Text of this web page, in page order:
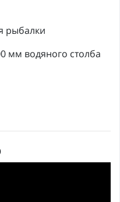
рыбалки
мм водяного столба